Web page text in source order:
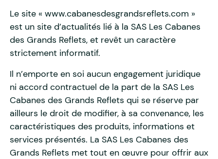
Le site « www.cabanesdesgrandsreflets.com »
est un site d’actualités lié à la SAS Les Cabanes
des Grands Reflets, et revêt un caractère
strictement informatif.
Il n’emporte en soi aucun engagement juridique
ni accord contractuel de la part de la SAS Les
Cabanes des Grands Reflets qui se réserve par
ailleurs le droit de modifier, à sa convenance, les
caractéristiques des produits, informations et
services présentés. La SAS Les Cabanes des
Grands Reflets met tout en œuvre pour offrir aux